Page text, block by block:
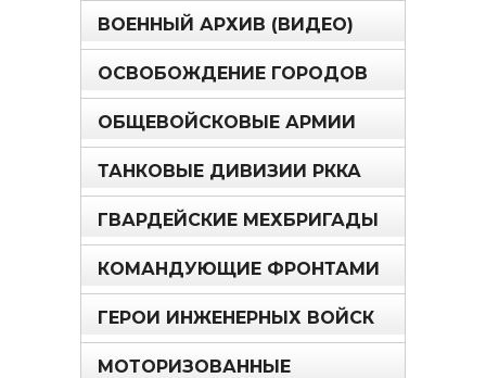
ВОЕННЫЙ АРХИВ (ВИДЕО)
ОСВОБОЖДЕНИЕ ГОРОДОВ
ОБЩЕВОЙСКОВЫЕ АРМИИ
ТАНКОВЫЕ ДИВИЗИИ РККА
ГВАРДЕЙСКИЕ МЕХБРИГАДЫ
КОМАНДУЮЩИЕ ФРОНТАМИ
ГЕРОИ ИНЖЕНЕРНЫХ ВОЙСК
МОТОРИЗОВАННЫЕ